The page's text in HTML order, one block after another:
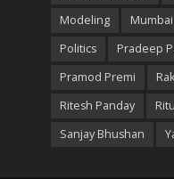
Modeling
Mumbai
Politics
Pradeep
Pramod Premi
Ritesh Panday
Sanjay Bhushan